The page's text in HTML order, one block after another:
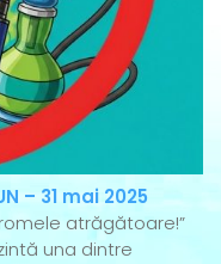
– 31 mai 2025
atrăgătoare!”
una dintre